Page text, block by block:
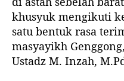
khusyuk mengikuti
satu bentuk rasa
masyayikh
Ustadz M. Inzah,